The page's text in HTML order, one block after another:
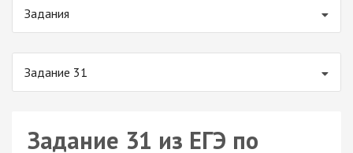
Задания
Задание 31
Задание 31 из ЕГЭ по